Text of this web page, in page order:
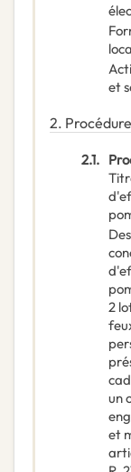
et
2. Procédure
2.1.
2
un
et